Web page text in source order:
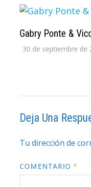
Gabry Ponte &
30 de septiembre de
Deja Una
Tu dirección de
COMENTARIO*